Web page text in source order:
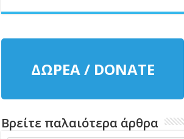
ΔΩΡΕΑ / DONATE
Βρείτε παλαιότερα άρθρα